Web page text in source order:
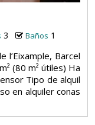
3 Baños 1
l’Eixample, Barcel
(80 m² útiles) Ha
Tipo de alquil
en alquiler conas